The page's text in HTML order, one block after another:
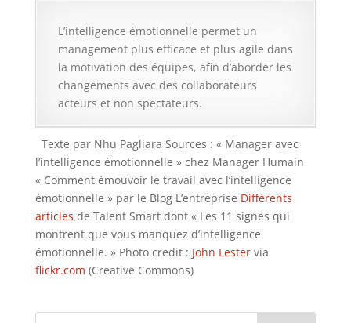
L’intelligence émotionnelle permet un
management plus efficace et plus agile dans
la motivation des équipes, afin d’aborder les
changements avec des collaborateurs
acteurs et non spectateurs.
Texte par Nhu Pagliara Sources : « Manager avec
l’intelligence émotionnelle » chez Manager Humain
« Comment émouvoir le travail avec l’intelligence
émotionnelle » par le Blog L’entreprise Différents
articles de Talent Smart dont « Les 11 signes qui
montrent que vous manquez d’intelligence
émotionnelle. » Photo credit : John Lestervia
flickr.com (Creative Commons)